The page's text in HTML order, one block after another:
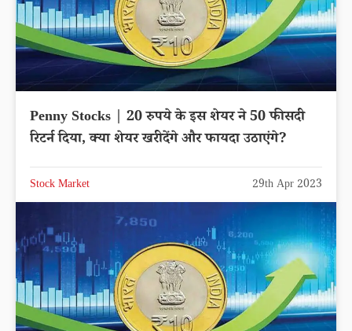
Penny Stocks | 20 रुपये के इस शेयर ने 50 फीसदी
रिटर्न दिया, क्या शेयर खरीदेंगे और फायदा उठाएंगे?
Stock Market 29th Apr 2023